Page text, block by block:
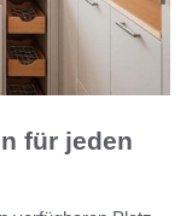
für jeden